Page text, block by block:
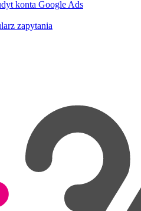
konta Google Ads
zapytania